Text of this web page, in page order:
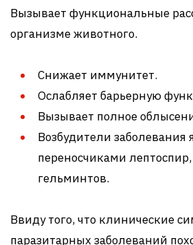
Вызывает функциональные
организме животного.
Снижает иммунитет.
Ослабляет барьерную
Вызывает полное
Возбудители заболевания
переносчиками
гельминтов.
Ввиду того, что клинические
паразитарных заболеваний